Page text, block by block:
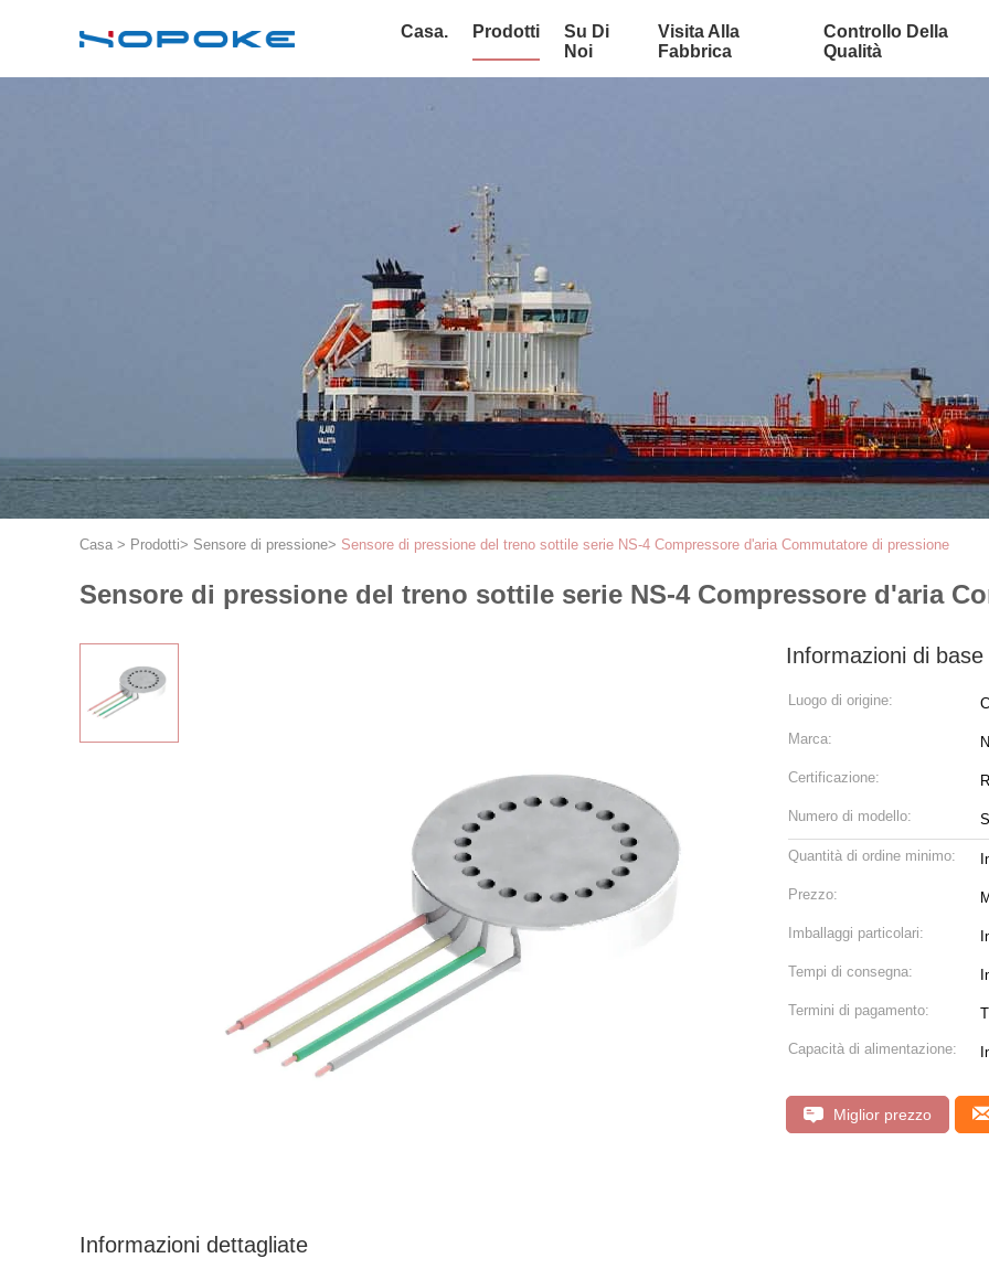
Casa. Prodotti
Su Di
Noi
Visita Alla
Fabbrica
Controllo Della
Qualità
Casa > Prodotti> Sensore di pressione> Sensore di pressione del treno sottile serie NS-4 Compressore d'aria Commutatore di pressione
Sensore di pressione del treno sottile serie NS-4 Compressore d'aria
Informazioni di base
Luogo di origine:
Marca:
Certificazione:
Numero di modello:
Quantità di ordine minimo:
Prezzo:
Imballaggi particolari:
Tempi di consegna:
Termini di pagamento:
Capacità di alimentazione:
Miglior prezzo
Informazioni dettagliate